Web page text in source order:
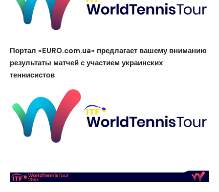
Портал «EURO.com.ua» предлагает вашему вниманию
результаты матчей с участием украинских
теннисистов